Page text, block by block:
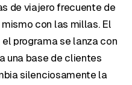
de viajero frecuente de
con las millas. El
programa se lanza con
una base de clientes
silenciosamente la